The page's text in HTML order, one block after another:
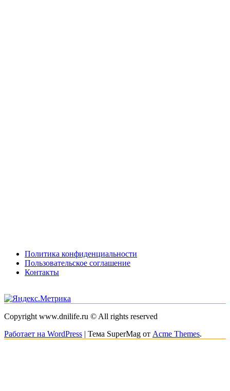
Политика конфиденциальности
Пользовательское соглашение
Контакты
Copyright www.dnilife.ru © All rights reserved
Работает на WordPress | Тема SuperMag от Acme Themes.